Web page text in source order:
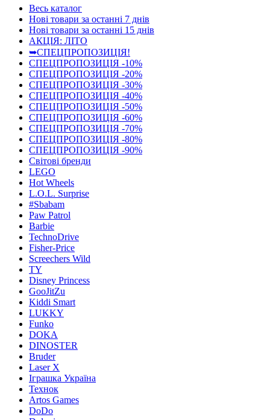
Весь каталог
Нові товари за останнi 7 днiв
Нові товари за останнi 15 днiв
АКЦІЯ: ЛІТО
➥СПЕЦПРОПОЗИЦІЯ!
СПЕЦПРОПОЗИЦІЯ -10%
СПЕЦПРОПОЗИЦІЯ -20%
СПЕЦПРОПОЗИЦІЯ -30%
СПЕЦПРОПОЗИЦІЯ -40%
СПЕЦПРОПОЗИЦІЯ -50%
СПЕЦПРОПОЗИЦІЯ -60%
СПЕЦПРОПОЗИЦІЯ -70%
СПЕЦПРОПОЗИЦІЯ -80%
СПЕЦПРОПОЗИЦІЯ -90%
Світові бренди
LEGO
Hot Wheels
L.O.L. Surprise
#Sbabam
Paw Patrol
Barbie
TechnoDrive
Fisher-Price
Screechers Wild
TY
Disney Princess
GooJitZu
Kiddi Smart
LUKKY
Funko
DOKA
DINOSTER
Bruder
Laser X
Іграшка Україна
Технок
Artos Games
DoDo